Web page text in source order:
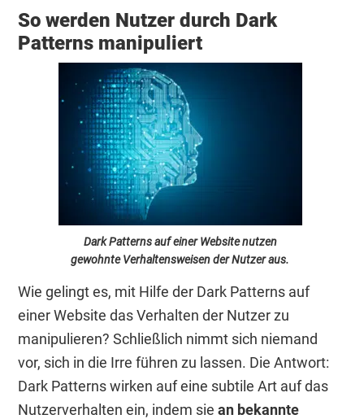
So werden Nutzer durch Dark
Patterns manipuliert
Dark Patterns auf einer Website nutzen
gewohnte Verhaltensweisen der Nutzer aus.
Wie gelingt es, mit Hilfe der Dark Patterns auf
einer Website das Verhalten der Nutzer zu
manipulieren? Schließlich nimmt sich niemand
vor, sich in die Irre führen zu lassen. Die Antwort:
Dark Patterns wirken auf eine subtile Art auf das
Nutzerverhalten ein, indem siean bekannte